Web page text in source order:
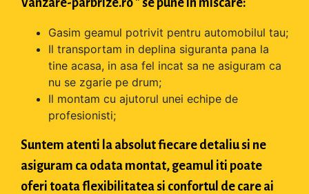
Gasim geamul potrivit pentru automobilul tau;
Il transportam in deplina siguranta pana la
tine acasa, in asa fel incat sa ne asiguram ca
nu se zgarie pe drum;
Il montam cu ajutorul unei echipe de
profesionisti;
Suntem atenti la absolut fiecare detaliu si ne
asiguram ca odata montat, geamul iti poate
oferi toata flexibilitatea si confortul de care ai